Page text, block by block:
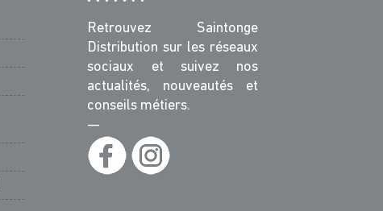
Retrouvez Saintonge
Distribution sur les réseaux
sociaux et suivez nos
actualités, nouveautés et
conseils métiers.
—